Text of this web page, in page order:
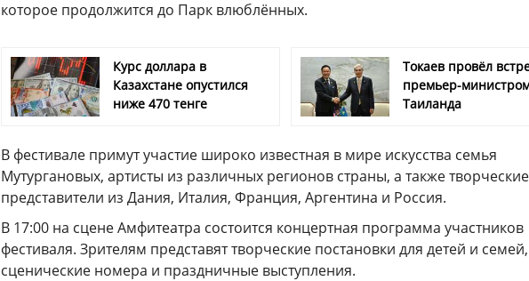
которое продолжится до Парк влюблённых.
Курс доллара в
Казахстане опустился
ниже 470 тенге
Токаев провёл
премьер-
Таиланда
В фестивале примут участие широко известная в мире искусства семья
Мутургановых, артисты из различных регионов страны, а также творческие
представители из Дания, Италия, Франция, Аргентина и Россия.
В 17:00 на сцене Амфитеатра состоится концертная программа участников
фестиваля. Зрителям представят творческие постановки для детей и семей,
сценические номера и праздничные выступления.